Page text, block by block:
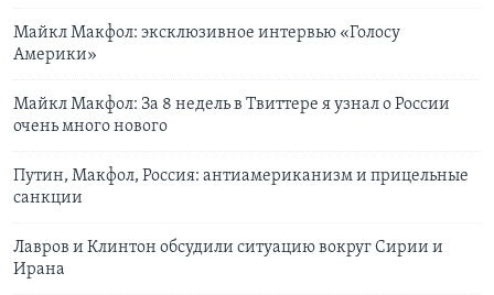
Майкл Макфол: эксклюзивное интервью «Голосу
Америки»
Майкл Макфол: За 8 недель в Твиттере я узнал о России
очень много нового
Путин, Макфол, Россия: антиамериканизм и прицельные
санкции
Лавров и Клинтон обсудили ситуацию вокруг Сирии и
Ирана